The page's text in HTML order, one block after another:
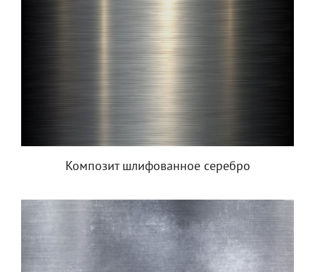
Композит шлифованное серебро